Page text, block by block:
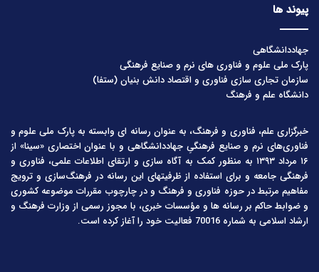
پیوند ها
جهاددانشگاهی
پارک ملی علوم و فناوری های نرم و صنایع فرهنگی
سازمان تجاری سازی فناوری و اقتصاد دانش بنیان (ستفا)
دانشگاه علم و فرهنگ
خبرگزاری علم، فناوری و فرهنگ، به عنوان رسانه ای وابسته به پارک ملی علوم و
فناوری‌های نرم و صنایع فرهنگیِ جهاددانشگاهی و با عنوان اختصاری «سینا» از
۱۶ مرداد ۱۳۹۳ به منظور کمک به آگاه سازی و ارتقای اطلاعات علمی، فناوری و
فرهنگی جامعه و برای استفاده از ظرفیتهای این رسانه در فرهنگ‌سازی و ترویج
مفاهیم مرتبط در حوزه فناوری و فرهنگ و در چارچوب مقررات موضوعه کشوری
و ضوابط حاکم بر رسانه ها و مؤسسات خبری، با مجوز رسمی از وزارت فرهنگ و
ارشاد اسلامی به شماره 70016 فعالیت خود را آغاز کرده است.